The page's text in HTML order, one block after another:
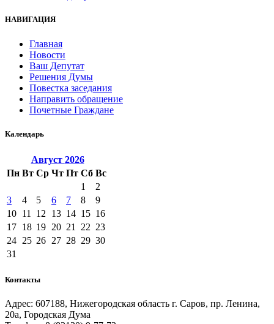
НАВИГАЦИЯ
Главная
Новости
Ваш Депутат
Решения Думы
Повестка заседания
Направить обращение
Почетные Граждане
Календарь
Август 2026
Пн Вт Ср Чт Пт Сб Вс
1
2
3
4 5 6 7 8
9
10 11 12 13 14 15 16
17 18 19 20 21 22 23
24 25 26 27 28 29 30
31
Контакты
Адрес: 607188, Нижегородская область г. Саров, пр. Ленина,
20а, Городская Дума